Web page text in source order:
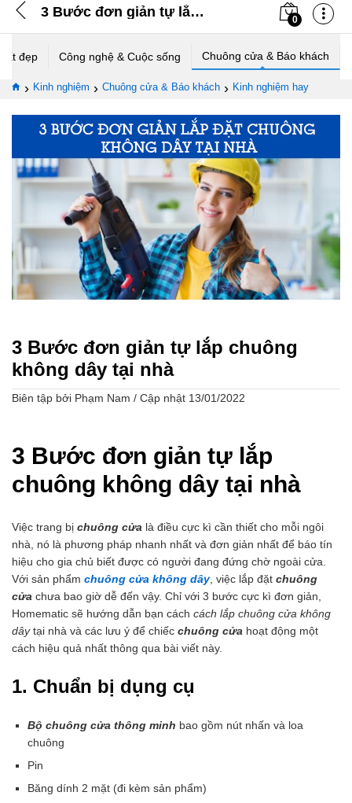
3 Bước đơn giản tự lắp chuông không dây tại nhà 0
đẹp Công nghệ & Cuộc sống Chuông cửa & Báo khách
› Kinh nghiệm › Chuông cửa & Báo khách › Kinh nghiệm hay
3 Bước đơn giản tự lắp chuông
không dây tại nhà
Biên tập bởi Phạm Nam / Cập nhật 13/01/2022
3 Bước đơn giản tự lắp
chuông không dây tại nhà
Việc trang bị chuông cửa là điều cực kì cần thiết cho mỗi ngôi
nhà, nó là phương pháp nhanh nhất và đơn giản nhất để báo tín
hiệu cho gia chủ biết được có người đang đứng chờ ngoài cửa.
Với sản phẩm chuông cửa không dây, việc lắp đặt chuông
cửa chưa bao giờ dễ đến vậy. Chỉ với 3 bước cực kì đơn giản,
Homematic sẽ hướng dẫn bạn cách cách lắp chuông cửa không
dâytại nhà và các lưu ý để chiếc chuông cửa hoạt động một
cách hiệu quả nhất thông qua bài viết này.
1. Chuẩn bị dụng cụ
Bộ chuông cửa thông minh bao gồm nút nhấn và loa
chuông
Pin
Băng dính 2 mặt (đi kèm sản phẩm)